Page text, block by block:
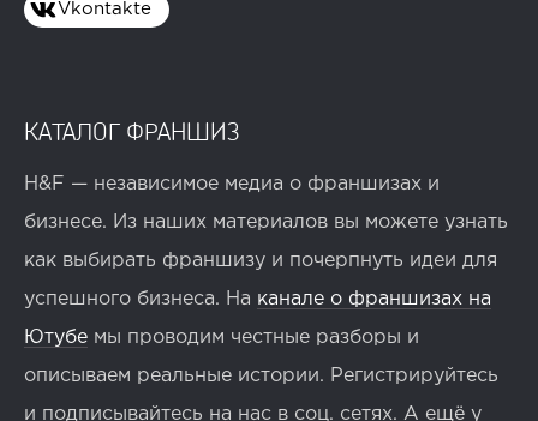
Vkontakte
КАТАЛОГ ФРАНШИЗ
H&F — независимое медиа о франшизах и
бизнесе. Из наших материалов вы можете узнать
как выбирать франшизу и почерпнуть идеи для
успешного бизнеса. На канале о франшизах на
Ютубе мы проводим честные разборы и
описываем реальные истории. Регистрируйтесь
и подписывайтесь на нас в соц. сетях. А ещё у